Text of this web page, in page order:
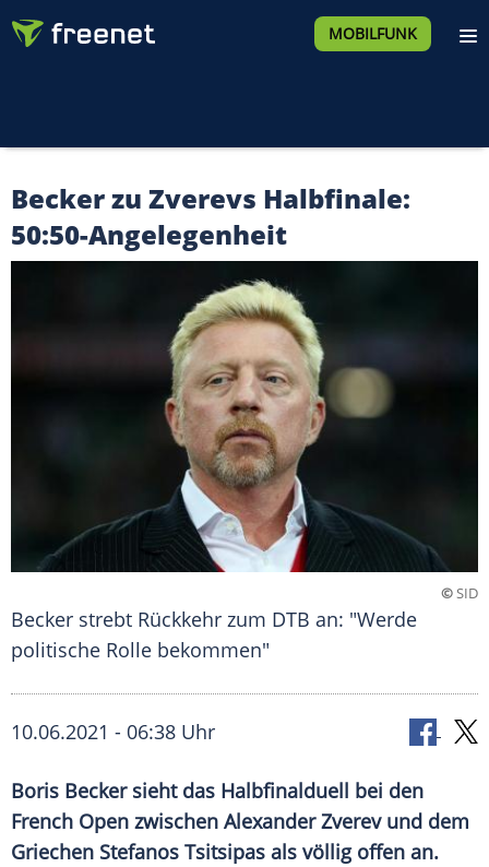
MOBILFUNK
Becker zu Zverevs Halbfinale:
50:50-Angelegenheit
©SID
Becker strebt Rückkehr zum DTB an: "Werde
politische Rolle bekommen"
10.06.2021 - 06:38 Uhr
Boris Beckersieht das Halbfinalduell bei den
French Open zwischen Alexander Zverevund dem
Griechen Stefanos Tsitsipas als völlig offen an.